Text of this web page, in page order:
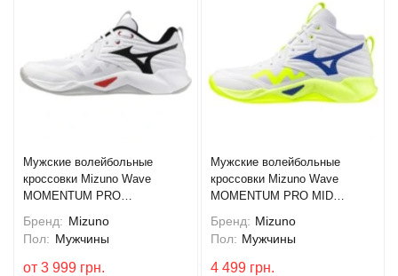
Мужские волейбольные
кроссовки Mizuno Wave
MOMENTUM PRO
Бренд: Mizuno
Пол: Мужчины
от 3 999 грн.
Мужские волейбольные
кроссовки Mizuno Wave
MOMENTUM PRO MID
Бренд: Mizuno
Пол: Мужчины
4 499 грн.